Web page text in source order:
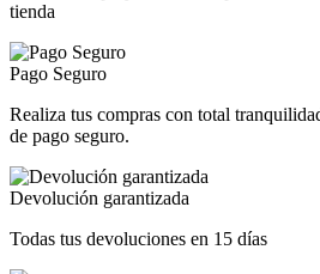
tienda
Pago Seguro
Realiza tus compras con total
de pago seguro.
Devolución garantizada
Todas tus devoluciones en 15 días